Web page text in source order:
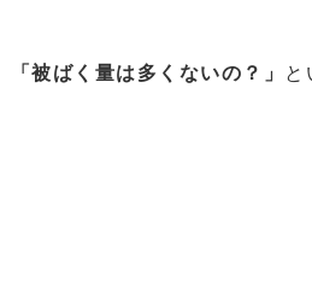
被ばく量は多くないの？」 と